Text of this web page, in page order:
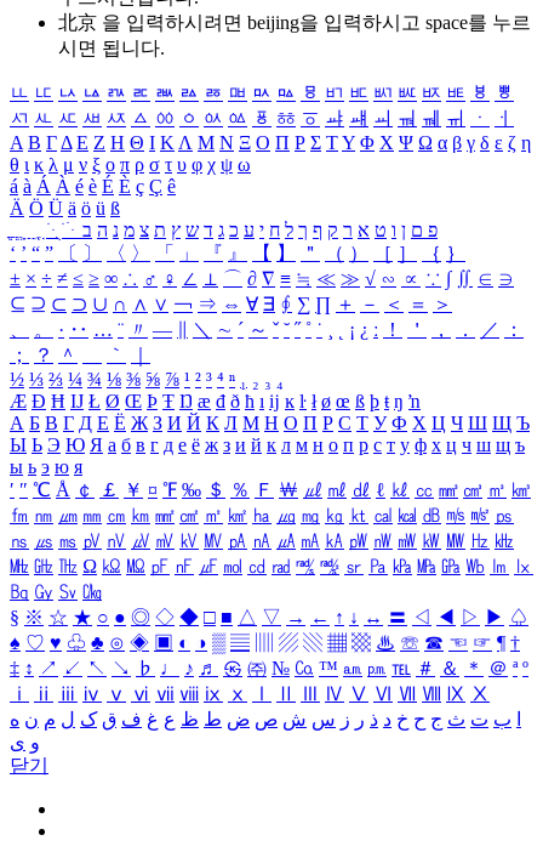
北京 을 입력하시려면 beijing을 입력하시고 space를 누르
시면 됩니다.
ㅥ ㅦ ㅧ ㅨ ㅩ ㅪ ㅫ ㅬ ㅭ ㅮ ㅯ ㅰ ㅱ ㅲ ㅳ ㅴ ㅵ ㅶ ㅷ ㅸ
ㅹ
ㅺ ㅻ ㅼ ㅽ ㅾ ㅿ ㆀ ㆁ ㆂ ㆃ ㆄ ㆅ ㆆ ㆇ ㆈ ㆉ ㆊ ㆋ ㆌ ㆍ
ㆎ
Α Β ΓΔ Ε Ζ Η Θ Ι ΚΛ Μ Ν Ξ Ο Π Ρ Σ ΤΥ Φ Χ Ψ Ω α β γ δ ε ζ η
θ ι κ λ μ ν ξ ο π ρ σ τ υ φ χ ψ ω
á à Á À é è É È ç Ç ê
Ä Ö Ü ä ö ü ß
ִֶֹ ֻּ ׁׂ פ ם ן ו ט א ר ק ף ך ל ח י ע כ ג ד ש ץ ת צ מ נ ה ב
‘ ’ “ ” 〔 〕 〈 〉 「 」 『 』 【 】 ＂ （ ） ［ ］ ｛ ｝
± × ÷ ≠ ≤ ≥ ∞ ∴ ♂ ♀ ∠ ⊥ ⌒ ∂ ∇ ≡ ≒ ≪ ≫ √ ∽ ∝ ∵ ∫ ∬ ∈ ∋
⊆ ⊇ ⊂ ⊃ ∪ ∩ ∧ ∨ ￢ ⇒ ⇔ ∀ ∃ ∮ ∑ ∏ ＋ － ＜ ＝
＞
、
。 · ‥ … ¨ 〃 ― ＼ ∼ ´ ～ ˇ ˘ ˝ ˚ ˙ ¸ ¡ ¿ ː ！ ＇ ， ． ／
：
；
？ ＾ ｀
½ ⅓ ⅔ ¼ ¾ ⅛ ⅜ ⅝ ⅞ ¹ ² ³ ⁴ ⁿ ₁ ₂ ₃ ₄
Æ Ð Ħ Ĳ Ł Ø Œ Þ Ŧ Ŋ æ đ ð ħ ı ĳ ĸ ŀ ł ø œ ß þ ŧ ŋ ŉ
А Б В Г Д Е Ё Ж З И Й К Л М Н О П Р С Т У Ф Х Ц Ч Ш Щ Ъ
Ы Ь Э Ю Я а б в г д е ё ж з и й к л м н о п р с т у ф х ц ч ш щ ъ
ы ь э ю я
′ ″ ℃ Å ￠ ￡ ￥ ¤ ℉ ‰ ＄ ％ Ｆ ￦ ㎕ ㎖ ㎗ ℓ ㎘ ㏄ ㎣ ㎤ ㎥ ㎦
㎙ ㎚ ㎛ ㎜ ㎝ ㎞ ㎟ ㎠ ㎡ ㎢ ㏊ ㎍ ㎎ ㎏ ㏏ ㎈ ㎉ ㏈ ㎧ ㎨ ㎰
㎱ ㎲ ㎳ ㎴ ㎵ ㎶ ㎷ ㎸ ㎹ ㎀ ㎁ ㎂ ㎃ ㎄ ㎺ ㎻ ㎽ ㎾ ㎿ ㎐ ㎑
㎒ ㎓ ㎔ Ω ㏀ ㏁ ㎊ ㎋ ㎌ ㏖ ㏅ ㎭ ㎮ ㎯ ㏛ ㎩ ㎪ ㎫ ㎬ ㏝ ㏐
㏓
㏃ ㏉ ㏜ ㏆
§ ※ ☆ ★ ○ ● ◎ ◇ ◆ □ ■ △ ▽ → ← ↑ ↓ ↔ 〓 ◁ ◀ ▷ ▶ ♤
♠ ♡ ♥ ♧ ♣ ⊙ ◈ ▣ ◐ ◑ ▒ ▤ ▨ ▧ ▦ ▩ ♨ ☏ ☎ ☜ ☞ ¶ †
‡ ↕ ↗ ↙ ↖ ↘ ♭ ♩ ♪ ♬ ㉿ ㈜ № ㏇ ™ ㏂ ㏘ ℡ ＃ ＆ ＊ ＠ ª º
ⅰ
ⅱ ⅲ ⅳ ⅴ ⅵ ⅶ ⅷ ⅸ ⅹ Ⅳ Ⅴ Ⅵ Ⅶ Ⅷ Ⅸ Ⅹ
ب ت ث ج ح خ د ذ ر ز س ش ص ض ط ظ ع غ ف ق ک ل م ن ه
و ی
닫기